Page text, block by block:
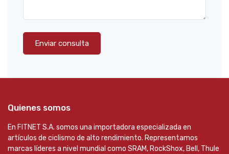
Enviar consulta
Quienes somos
En FITNET S.A. somos una importadora especializada en
artículos de ciclismo de alto rendimiento. Representamos
marcas líderes a nivel mundial como SRAM, RockShox, Bell, Thule